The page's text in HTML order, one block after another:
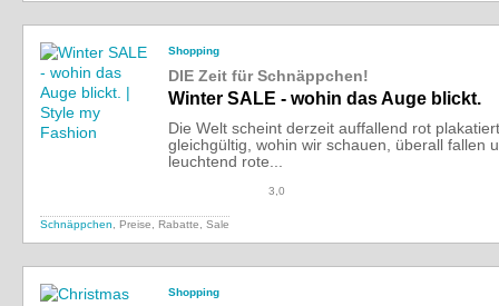
Shopping
DIE Zeit für Schnäppchen!
Winter SALE - wohin das Auge blickt.
Die Welt scheint derzeit auffallend rot
gleichgültig, wohin wir schauen, überall fallen
leuchtend rote...
3,0
Schnäppchen , Preise, Rabatte, Sale
Shopping